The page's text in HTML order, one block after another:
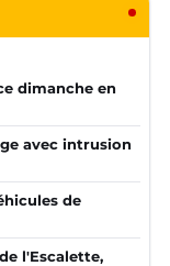
dimanche en
avec intrusion
de
l'Escalette,